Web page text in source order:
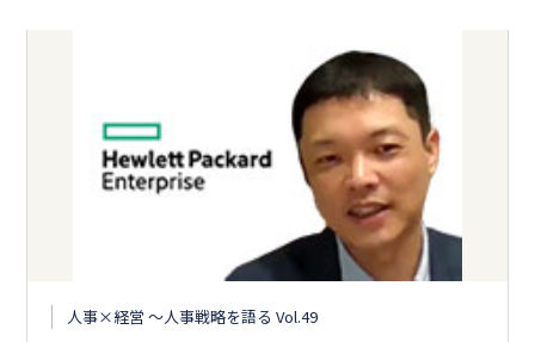
人事×経営 〜人事戦略を語る Vol.49